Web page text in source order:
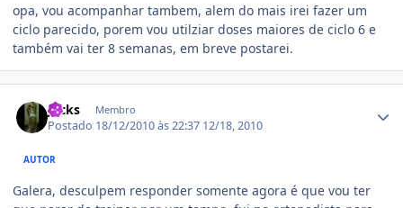
opa, vou acompanhar tambem, alem do mais irei fazer um
ciclo parecido, porem vou utilziar doses maiores de ciclo 6 e
também vai ter 8 semanas, em breve postarei.
Jacks Membro
Postado 18/12/2010 às 22:37 12/18, 2010
AUTOR
Galera, desculpem responder somente agora é que vou ter